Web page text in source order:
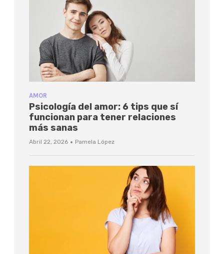
AMOR
Psicología del amor: 6 tips que sí
funcionan para tener relaciones
más sanas
Abril 22, 2026 · Pamela López